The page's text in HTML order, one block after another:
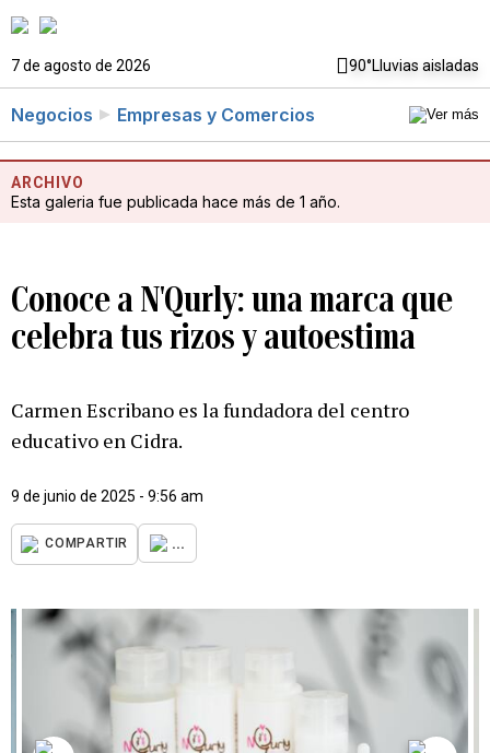
7 de agosto de 2026 90°Lluvias aisladas
Negocios Empresas y Comercios
ARCHIVO
Esta galeria fue publicada hace más de 1 año.
Conoce a N'Qurly: una marca que
celebra tus rizos y autoestima
Carmen Escribano es la fundadora del centro
educativo en Cidra.
9 de junio de 2025 - 9:56 am
COMPARTIR ...